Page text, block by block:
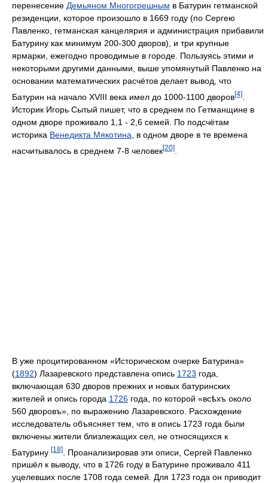
перенесение Демьяном Многогрешным в Батурин гетманской
резиденции, которое произошло в 1669 году (по Сергею
Павленко, гетманская канцелярия и администрация прибавили
Батурину как минимум 200-300 дворов), и три крупные
ярмарки, ежегодно проводимые в городе. Пользуясь этими и
некоторыми другими данными, выше упомянутый Павленко на
основании математических расчётов делает вывод, что
Батурин на начало XVIII века имел до 1000-1100 дворов[4]
Историк Игорь Сытый пишет, что в среднем по Гетманщине в
одном дворе проживало 1,1 - 2,6 семей. По подсчётам
историка Венедикта Мякотина , в одном дворе в те времена
насчитывалось в среднем 7-8 человек[20]
В уже процитированном «Историческом очерке Батурина»
(1892) Лазаревского представлена опись 1723 года,
включающая 630 дворов прежних и новых батуринских
жителей и опись города 1726 года, по которой «всѣхъ около
560 дворовъ», по выражению Лазаревского. Расхождение
исследователь объясняет тем, что в опись 1723 года были
включены жители близлежащих сел, не относящихся к
Батурину [18]
. Проанализировав эти описи, Сергей Павленко
пришёл к выводу, что в 1726 году в Батурине проживало 411
уцелевших после 1708 года семей. Для 1723 года он приводит